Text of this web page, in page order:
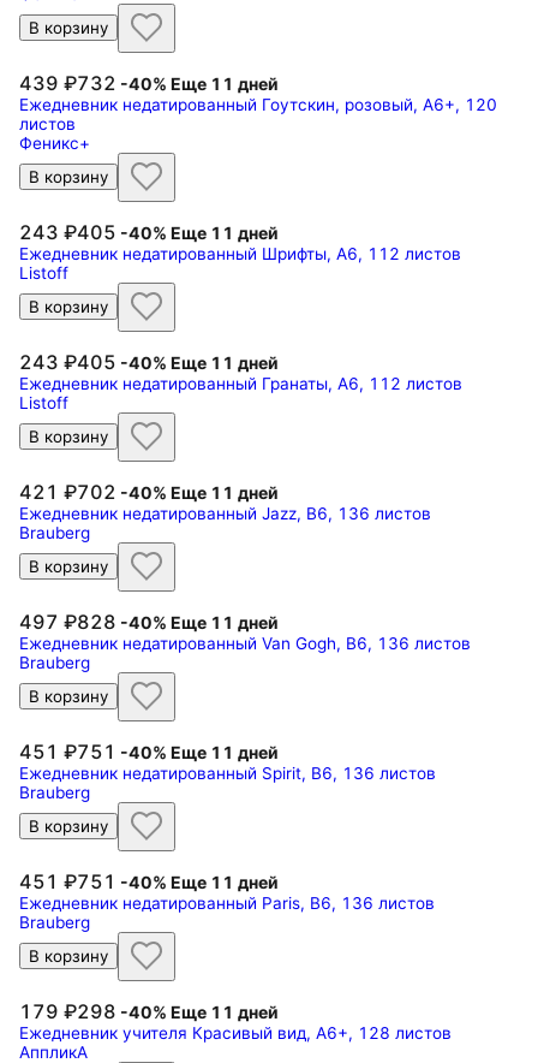
В корзину
439 732 -40% Еще 11 дней
Ежедневник недатированный Гоутскин, розовый, А6+, 120
листов
Феникс+
В корзину
243 405 -40% Еще 11 дней
Ежедневник недатированный Шрифты, А6, 112 листов
Listoff
В корзину
243 405 -40% Еще 11 дней
Ежедневник недатированный Гранаты, А6, 112 листов
Listoff
В корзину
421 702 -40% Еще 11 дней
Ежедневник недатированный Jazz, B6, 136 листов
Brauberg
В корзину
497 828 -40% Еще 11 дней
Ежедневник недатированный Van Gogh, B6, 136 листов
Brauberg
В корзину
451 751 -40% Еще 11 дней
Ежедневник недатированный Spirit, B6, 136 листов
Brauberg
В корзину
451 751 -40% Еще 11 дней
Ежедневник недатированный Paris, B6, 136 листов
Brauberg
В корзину
179 298 -40% Еще 11 дней
Ежедневник учителя Красивый вид, А6+, 128 листов
АппликА